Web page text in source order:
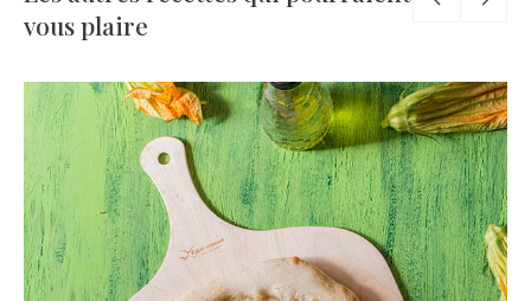
vous plaire